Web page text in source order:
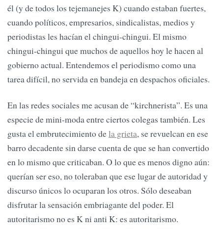
él (y de todos los tejemanejes K) cuando estaban fuertes,
cuando políticos, empresarios, sindicalistas, medios y
periodistas les hacían el chingui-chingui. El mismo
chingui-chingui que muchos de aquellos hoy le hacen al
gobierno actual. Entendemos el periodismo como una
tarea difícil, no servida en bandeja en despachos oficiales.
En las redes sociales me acusan de “kirchnerista”. Es una
especie de mini-moda entre ciertos colegas también. Les
gusta el embrutecimiento dela grieta, se revuelcan en ese
barro decadente sin darse cuenta de que se han convertido
en lo mismo que criticaban. O lo que es menos digno aún:
querían ser eso, no toleraban que ese lugar de autoridad y
discurso únicos lo ocuparan los otros. Sólo deseaban
disfrutar la sensación embriagante del poder. El
autoritarismo no es K ni anti K: es autoritarismo.